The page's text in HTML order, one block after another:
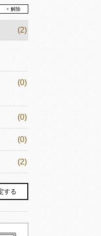
× 解除
(2)
(0)
(0)
(0)
(2)